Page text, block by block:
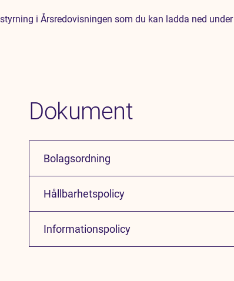
i Årsredovisningen som du kan ladda ned under
Dokument
Bolagsordning
Hållbarhetspolicy
Informationspolicy